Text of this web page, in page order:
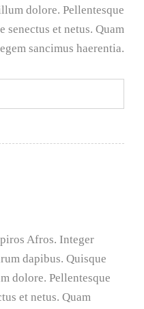
dolore. Pellentesque
et netus. Quam
sancimus haerentia.
Afros. Integer
dapibus. Quisque
dolore. Pellentesque
et netus. Quam